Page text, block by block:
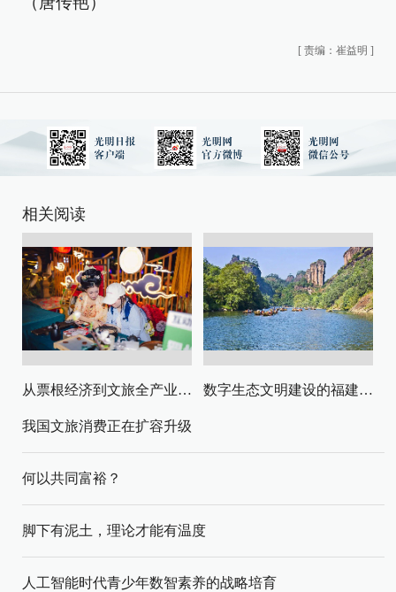
[ 责编：崔益明 ]
相关阅读
从票根经济到文旅全产业链升级 数字生态文明建设的福建路径与启示
我国文旅消费正在扩容升级
何以共同富裕？
脚下有泥土，理论才能有温度
人工智能时代青少年数智素养的战略培育